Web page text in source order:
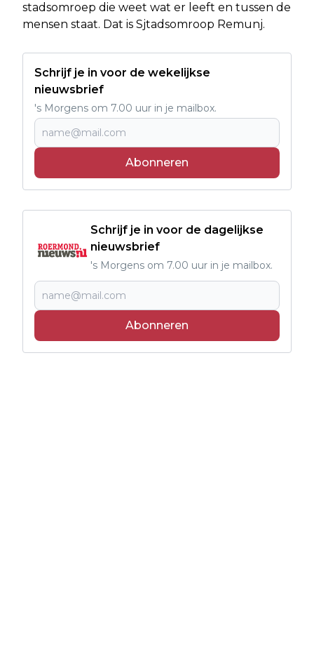
stadsomroep die weet wat er leeft en tussen de
mensen staat. Dat is Sjtadsomroop Remunj.
Schrijf je in voor de wekelijkse
nieuwsbrief
's Morgens om 7.00 uur in je mailbox.
Abonneren
Schrijf je in voor de dagelijkse
nieuwsbrief
's Morgens om 7.00 uur in je mailbox.
Abonneren